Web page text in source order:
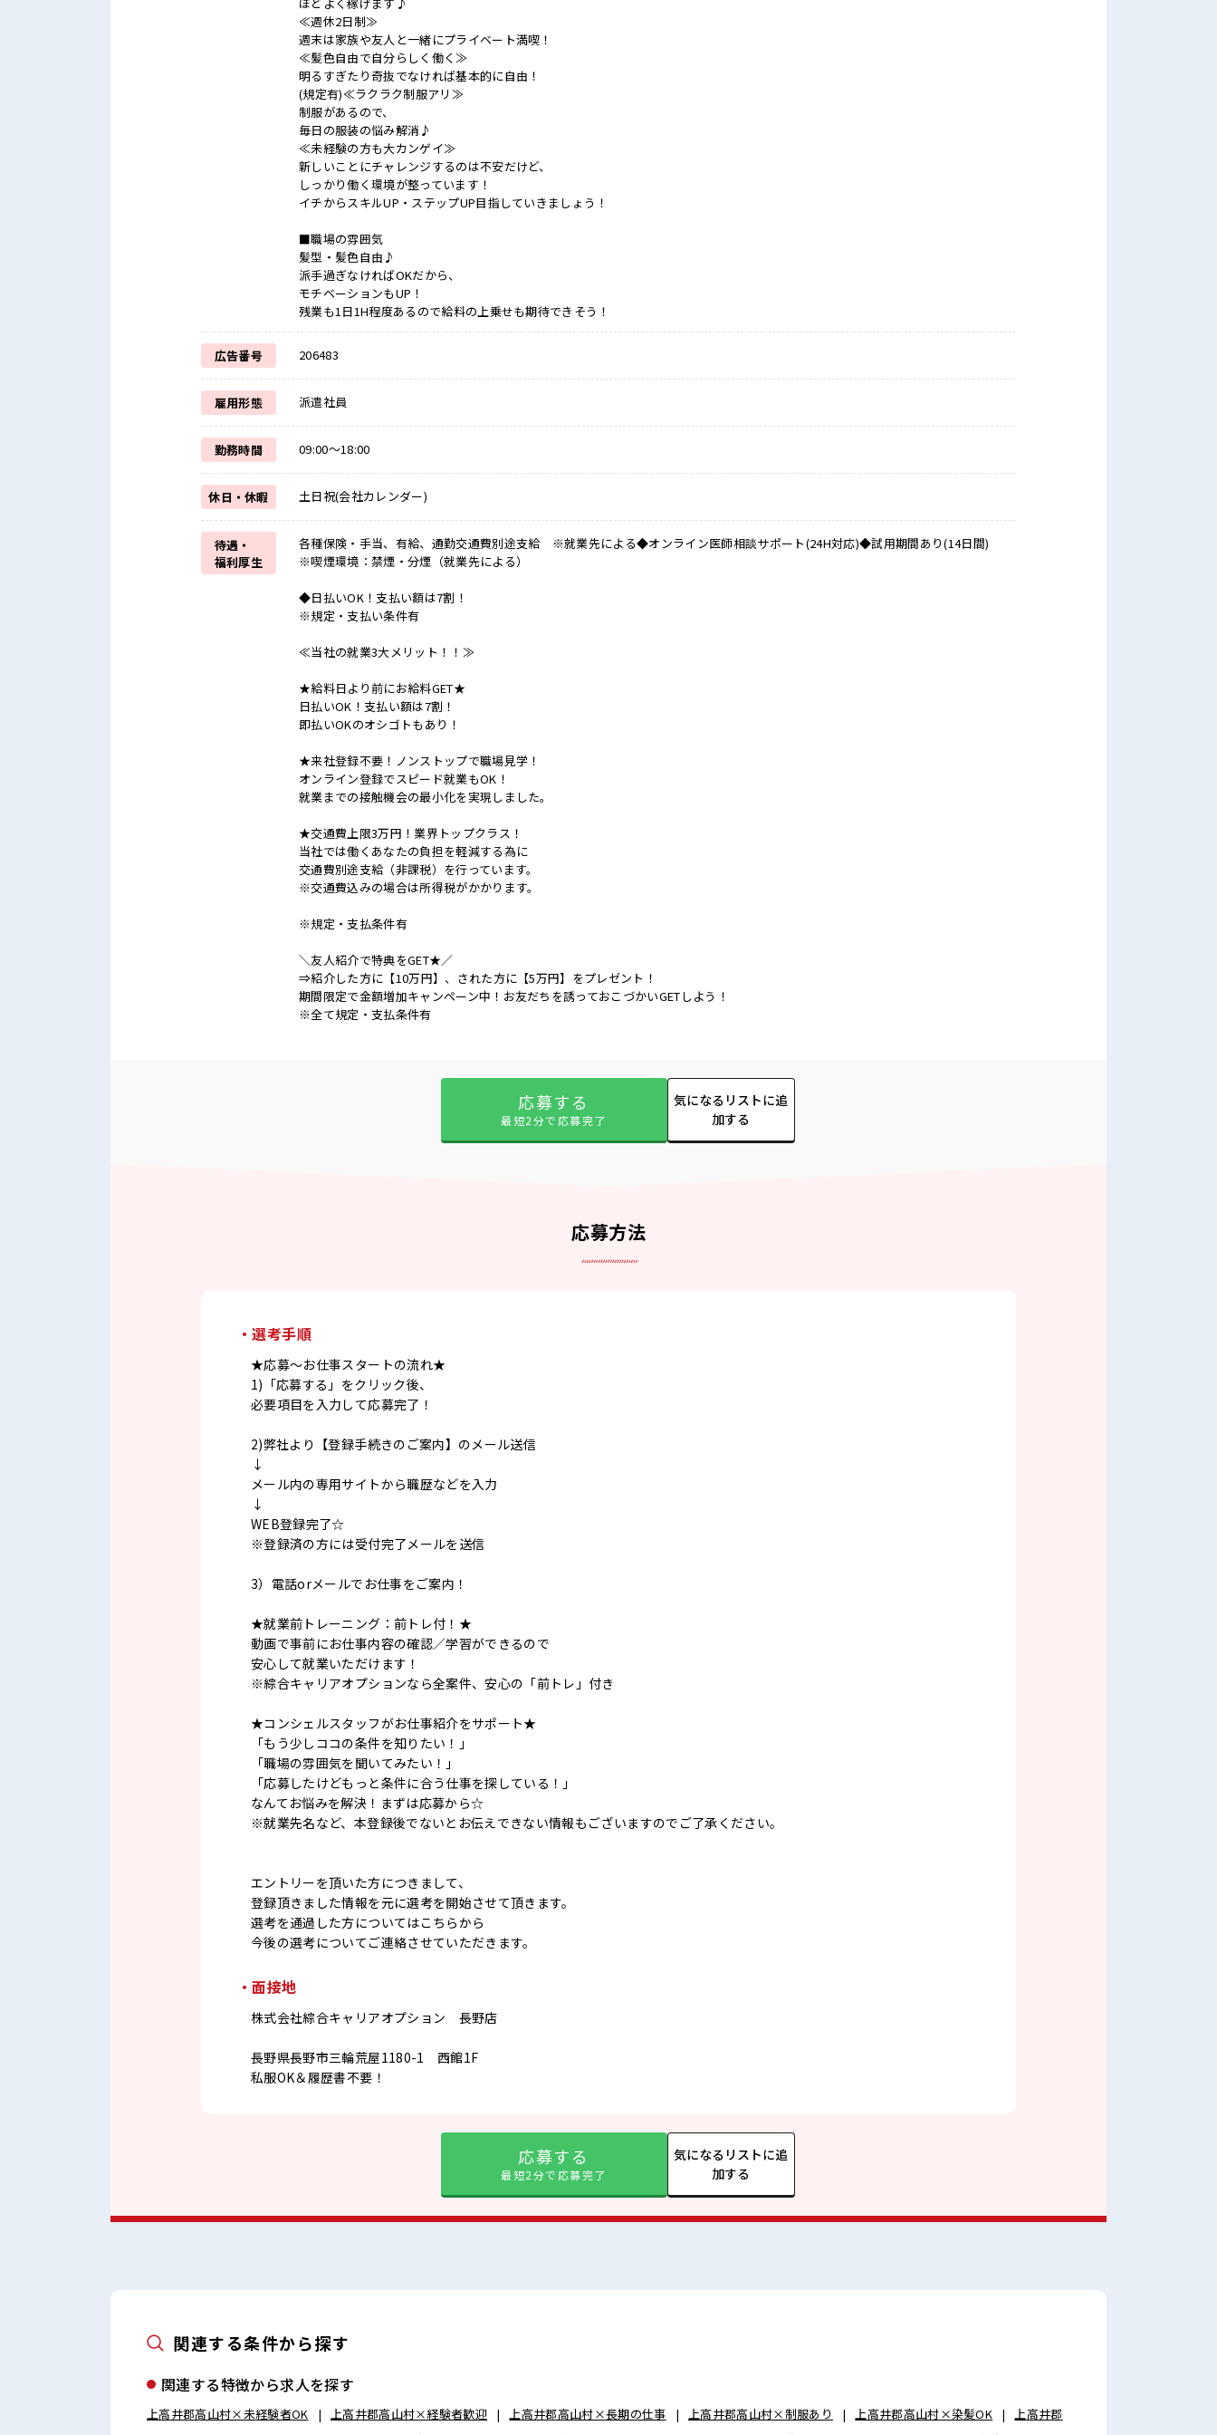
≪週休2日制≫
週末は家族や友人と一緒にプライベート満喫！
≪髪色自由で自分らしく働く≫
明るすぎたり奇抜でなければ基本的に自由！
(規定有)≪ラクラク制服アリ≫
制服があるので、
毎日の服装の悩み解消♪
≪未経験の方も大カンゲイ≫
新しいことにチャレンジするのは不安だけど、
しっかり働く環境が整っています！
イチからスキルUP・ステップUP目指していきましょう！
■職場の雰囲気
髪型・髪色自由♪
派手過ぎなければOKだから、
モチベーションもUP！
残業も1日1H程度あるので給料の上乗せも期待できそう！
広告番号 206483
雇用形態 派遣社員
勤務時間 09:00～18:00
休日・休暇 土日祝(会社カレンダー)
待遇・
福利厚生
各種保険・手当、有給、通勤交通費別途支給 ※就業先による◆オンライン医師相談サポート(24H対応)◆試用期間あり(14日間)
※喫煙環境：禁煙・分煙（就業先による）
◆日払いOK！支払い額は7割！
※規定・支払い条件有
≪当社の就業3大メリット！！≫
★給料日より前にお給料GET★
日払いOK！支払い額は7割！
即払いOKのオシゴトもあり！
★来社登録不要！ノンストップで職場見学！
オンライン登録でスピード就業もOK！
就業までの接触機会の最小化を実現しました。
★交通費上限3万円！業界トップクラス！
当社では働くあなたの負担を軽減する為に
交通費別途支給（非課税）を行っています。
※交通費込みの場合は所得税がかかります。
※規定・支払条件有
＼友人紹介で特典をGET★／
⇒紹介した方に【10万円】、された方に【5万円】をプレゼント！
期間限定で金額増加キャンペーン中！お友だちを誘っておこづかいGETしよう！
※全て規定・支払条件有
応募する
最短2分で応募完了
気になるリストに追
加する
応募方法
・選考手順
★応募～お仕事スタートの流れ★
1)「応募する」をクリック後、
必要項目を入力して応募完了！
2)弊社より【登録手続きのご案内】のメール送信
↓
メール内の専用サイトから職歴などを入力
↓
WEB登録完了☆
※登録済の方には受付完了メールを送信
3）電話orメールでお仕事をご案内！
★就業前トレーニング：前トレ付！★
動画で事前にお仕事内容の確認／学習ができるので
安心して就業いただけます！
※綜合キャリアオプションなら全案件、安心の「前トレ」付き
★コンシェルスタッフがお仕事紹介をサポート★
「もう少しココの条件を知りたい！」
「職場の雰囲気を聞いてみたい！」
「応募したけどもっと条件に合う仕事を探している！」
なんてお悩みを解決！まずは応募から☆
※就業先名など、本登録後でないとお伝えできない情報もございますのでご了承ください。
エントリーを頂いた方につきまして、
登録頂きました情報を元に選考を開始させて頂きます。
選考を通過した方についてはこちらから
今後の選考についてご連絡させていただきます。
・面接地
株式会社綜合キャリアオプション 長野店
長野県長野市三輪荒屋1180-1 西館1F
私服OK＆履歴書不要！
応募する
最短2分で応募完了
気になるリストに追
加する
関連する条件から探す
関連する特徴から求人を探す
上高井郡高山村×未経験者OK 上高井郡高山村×経験者歓迎 上高井郡高山村×長期の仕事 上高井郡高山村×制服あり 上高井郡高山村×染髪OK
上高井郡